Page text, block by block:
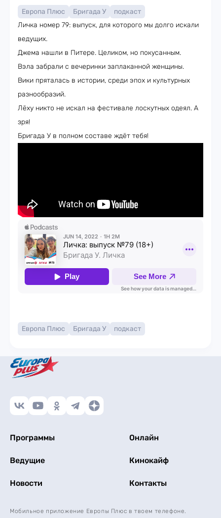
Европа Плюс Бригада У
подкаст
Личка номер 79: выпуск, для которого мы долго искали
ведущих.
Джема нашли в Питере. Целиком, но покусанным.
Вэла забрали с вечеринки заплаканной женщины.
Вики пряталась в истории, среди эпох и культурных
разнообразий.
Лёху никто не искал на фестивале лоскутных одеял. А
зря!
Бригада У в полном составе ждёт тебя!
Европа Плюс Бригада У подкаст
Программы Онлайн
Ведущие Кинокайф
Новости Контакты
Мобильное приложение Европы Плюс в твоем телефоне.